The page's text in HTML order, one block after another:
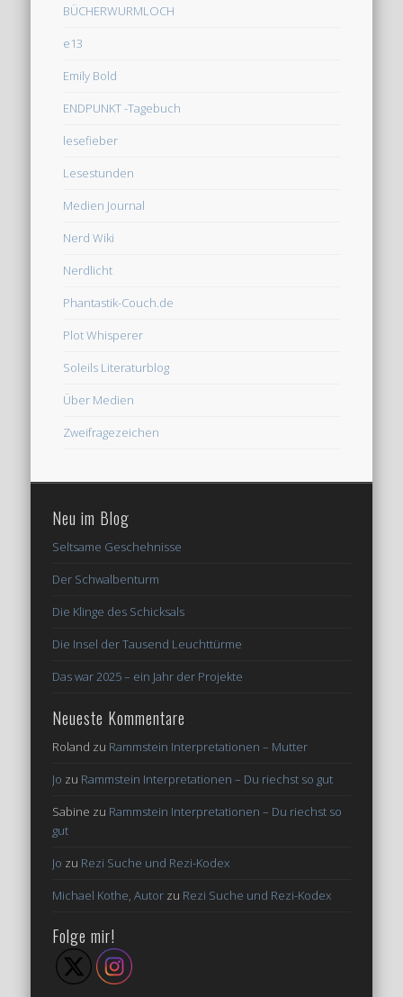
BÜCHERWURMLOCH
e13
Emily Bold
ENDPUNKT -Tagebuch
lesefieber
Lesestunden
Medien Journal
Nerd Wiki
Nerdlicht
Phantastik-Couch.de
Plot Whisperer
Soleils Literaturblog
Über Medien
Zweifragezeichen
Neu im Blog
Seltsame Geschehnisse
Der Schwalbenturm
Die Klinge des Schicksals
Die Insel der Tausend Leuchttürme
Das war 2025 – ein Jahr der Projekte
Neueste Kommentare
Roland zu Rammstein Interpretationen – Mutter
Jo zu Rammstein Interpretationen – Du riechst so gut
Sabine zu Rammstein Interpretationen – Du riechst so
gut
Jo zu Rezi Suche und Rezi-Kodex
Michael Kothe, Autor zu Rezi Suche und Rezi-Kodex
Folge mir!